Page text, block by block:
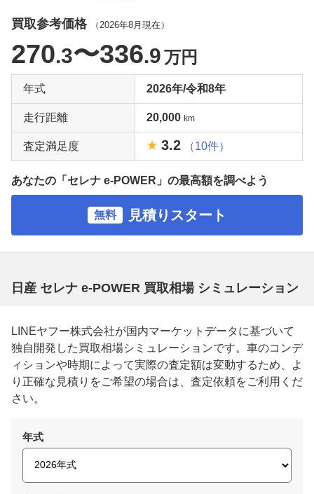
買取参考価格 （ 2026年8月 現在）
270.3〜336.9万円
年式 2026年/令和8年
走行距離 20,000 km
査定満足度 3.2 （10件）
あなたの「セレナ e-POWER」の最高額を調べよう
無料 見積りスタート
日産 セレナ e-POWER 買取相場 シミュレーション
LINEヤフー株式会社が国内マーケットデータに基づいて
独自開発した買取相場シミュレーションです。車のコンデ
ィションや時期によって実際の査定額は変動するため、よ
り正確な見積りをご希望の場合は、査定依頼をご利用くだ
さい。
年式